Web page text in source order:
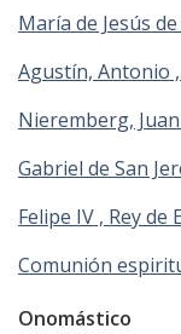
María de Jesús
Agustín, Antonio
Nieremberg,
Gabriel de San
Felipe IV , Rey de
Comunión
Onomástico